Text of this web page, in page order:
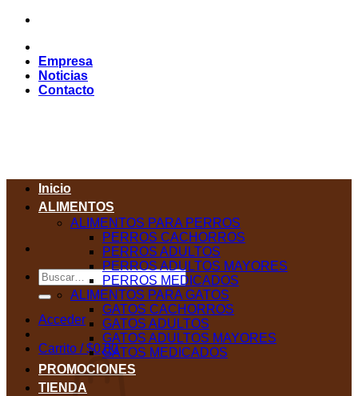
Saltar
contenido
Empresa
Noticias
Contacto
Buscar
por:
Acceder
Carrito /$0,00
Inicio
ALIMENTOS
ALIMENTOS PARA PERROS
PERROS CACHORROS
PERROS ADULTOS
PERROS ADULTOS MAYORES
PERROS MEDICADOS
ALIMENTOS PARA GATOS
GATOS CACHORROS
GATOS ADULTOS
GATOS ADULTOS MAYORES
GATOS MEDICADOS
PROMOCIONES
TIENDA